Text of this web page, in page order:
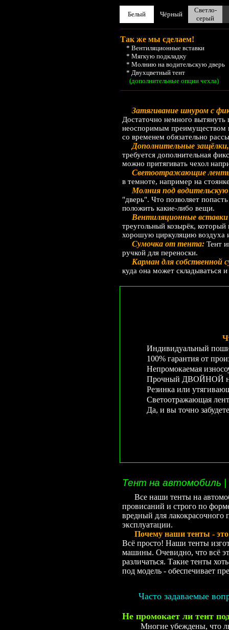
Белый Чёрный
Светло-
серый
Так же мы сделаем!
* Вентиляционные вставки
* Мягкую подкладку
* Молнию на водительскую дверь
* Двухцветный тент
(дополнительные опции чехла)
Затягивание шнуром с
Достаточно немного
неоспоримым преимуществом
со временем обязательно
Дополнительные
требуется дополнительная
можно притягивать чехол
Светоотражающие
в темноте, например на
Молния под
"дверь". Что позволяет
положить какие-либо вещи.
Вентиляционные
треугольный козырёк,
хорошую циркуляцию воздуха
Сумочка от тента: Тент
ручкой для переноски.
Карман для собственной
куда она может складываться
Индивидуальный
100% гарантия от
Непромокаемая
Прочный ДВОЙНОЙ
Резинка или
Светоотражающая
Да, и вы точно
Тент на автомобиль |
Все наши тенты на
провисаний и строго по
вредный для лакокрасочного
эксплуатации.
Почему наши тенты - это
Всё просто! Наши тенты
машины. Очевидно, что всё
различаться. Такие тенты
под модель - обеспечивает
Часто задаваемые
Не промокает ли тент
Многие убеждены, что